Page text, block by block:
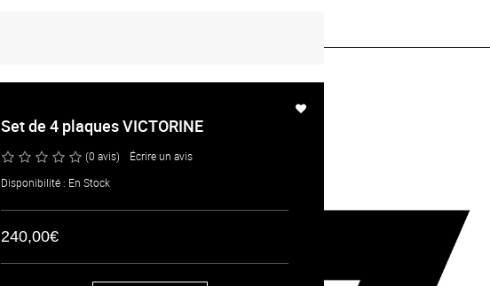
Set de 4 plaques VICTORINE
(0 avis) Écrire un avis
Disponibilité : En Stock
240,00€